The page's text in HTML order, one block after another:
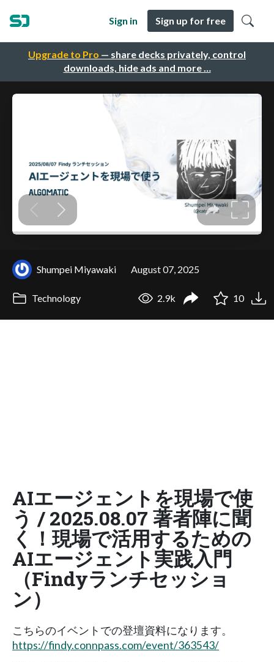
Upgrade to Pro — share decks privately, control
downloads, hide ads and more …
Sign in Sign up for free
Shumpei Miyawaki August 07, 2025
Technology 2.9k 10
AIエージェントを現場で使
う / 2025.08.07 著者陣に聞
く！現場で活用するための
AIエージェント実践入門
（Findyランチセッショ
ン）
こちらのイベントでの登壇資料になります。
https://findy.connpass.com/event/363543/